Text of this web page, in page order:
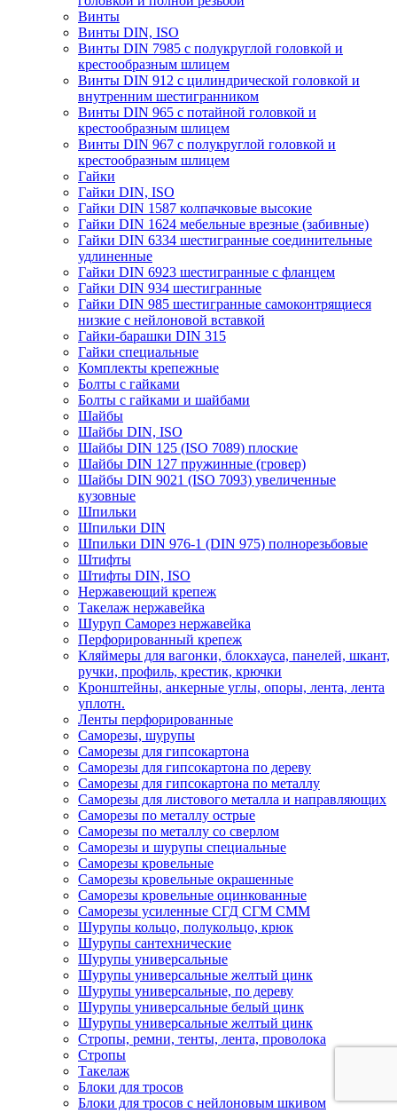
Винты
Винты DIN, ISO
Винты DIN 7985 с полукруглой головкой и
крестообразным шлицем
Винты DIN 912 с цилиндрической головкой и
внутренним шестигранником
Винты DIN 965 с потайной головкой и
крестообразным шлицем
Винты DIN 967 с полукруглой головкой и
крестообразным шлицем
Гайки
Гайки DIN, ISO
Гайки DIN 1587 колпачковые высокие
Гайки DIN 1624 мебельные врезные (забивные)
Гайки DIN 6334 шестигранные соединительные
удлиненные
Гайки DIN 6923 шестигранные с фланцем
Гайки DIN 934 шестигранные
Гайки DIN 985 шестигранные самоконтрящиеся
низкие с нейлоновой вставкой
Гайки-барашки DIN 315
Гайки специальные
Комплекты крепежные
Болты с гайками
Болты с гайками и шайбами
Шайбы
Шайбы DIN, ISO
Шайбы DIN 125 (ISO 7089) плоские
Шайбы DIN 127 пружинные (гровер)
Шайбы DIN 9021 (ISO 7093) увеличенные
кузовные
Шпильки
Шпильки DIN
Шпильки DIN 976-1 (DIN 975) полнорезьбовые
Штифты
Штифты DIN, ISO
Нержавеющий крепеж
Такелаж нержавейка
Шуруп Саморез нержавейка
Перфорированный крепеж
Кляймеры для вагонки, блокхауса, панелей, шкант,
ручки, профиль, крестик, крючки
Кронштейны, анкерные углы, опоры, лента, лента
уплотн.
Ленты перфорированные
Саморезы, шурупы
Саморезы для гипсокартона
Саморезы для гипсокартона по дереву
Саморезы для гипсокартона по металлу
Саморезы для листового металла и направляющих
Саморезы по металлу острые
Саморезы по металлу со сверлом
Саморезы и шурупы специальные
Саморезы кровельные
Саморезы кровельные окрашенные
Саморезы кровельные оцинкованные
Саморезы усиленные СГД СГМ СММ
Шурупы кольцо, полукольцо, крюк
Шурупы сантехнические
Шурупы универсальные
Шурупы универсальные желтый цинк
Шурупы универсальные, по дереву
Шурупы универсальные белый цинк
Шурупы универсальные желтый цинк
Стропы, ремни, тенты, лента, проволока
Стропы
Такелаж
Блоки для тросов
Блоки для тросов с нейлоновым шкивом